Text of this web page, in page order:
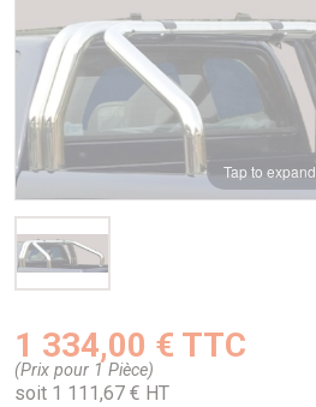
Tap to expand
1 334,00 € TTC
(Prix pour 1 Pièce)
soit 1 111,67 € HT